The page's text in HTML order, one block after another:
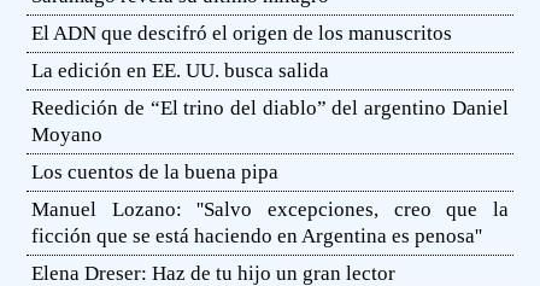
El ADN que descifró el origen de los manuscritos
La edición en EE. UU. busca salida
Reedición de “El trino del diablo” del argentino Daniel
Moyano
Los cuentos de la buena pipa
Manuel Lozano: ''Salvo excepciones, creo que la
ficción que se está haciendo en Argentina es penosa''
Elena Dreser: Haz de tu hijo un gran lector